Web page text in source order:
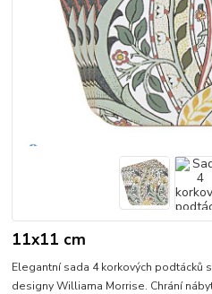
11x11 cm
Elegantní sada 4 korkových podtácků
designy Williama Morrise. Chrání